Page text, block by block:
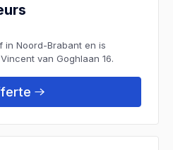
in Noord-Brabant en is
van Goghlaan 16.